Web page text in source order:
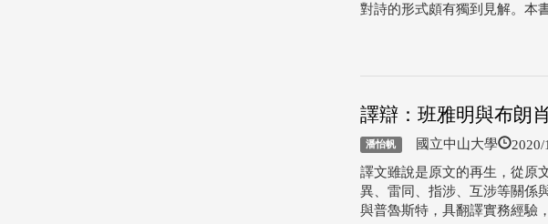
對詩的形式頗有獨到見解。本
譯辯：班雅明與布朗肖
潘怡帆 國立中山大學 2020/
譯文雖說是原文的再生，從原
異、雷同、指涉、互涉等關係
與普魯斯特，具翻譯實務經驗